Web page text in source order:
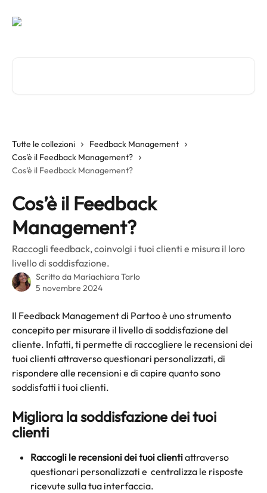
Tutte le collezioni
Feedback Management
Cos'è il Feedback Management?
Cos’è il Feedback Management?
Cos’è il Feedback
Management?
Raccogli feedback, coinvolgi i tuoi clienti e misura il loro
livello di soddisfazione.
Scritto da Mariachiara Tarlo
5 novembre 2024
Il Feedback Management di Partoo è uno strumento
concepito per misurare il livello di soddisfazione del
cliente. Infatti, ti permette di raccogliere le recensioni dei
tuoi clienti attraverso questionari personalizzati, di
rispondere alle recensioni e di capire quanto sono
soddisfatti i tuoi clienti.
Migliora la soddisfazione dei tuoi
clienti
Raccogli le recensioni dei tuoi clienti attraverso
questionari personalizzati e  centralizza le risposte
ricevute sulla tua interfaccia.